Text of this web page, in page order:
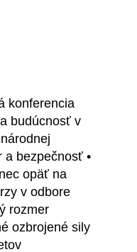
konferencia
budúcnosť v
a bezpečnosť •
opäť na
v odbore
rozmer
ozbrojené sily